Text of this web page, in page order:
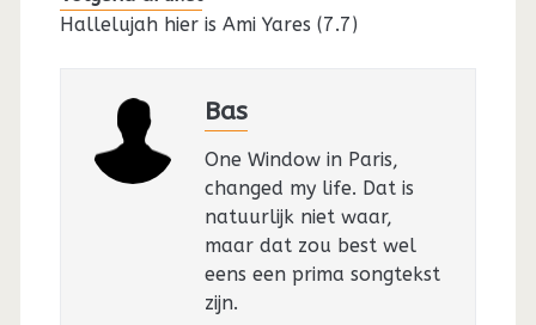
Hallelujah hier is Ami Yares (7.7)
Bas
One Window in Paris,
changed my life. Dat is
natuurlijk niet waar,
maar dat zou best wel
eens een prima songtekst
zijn.